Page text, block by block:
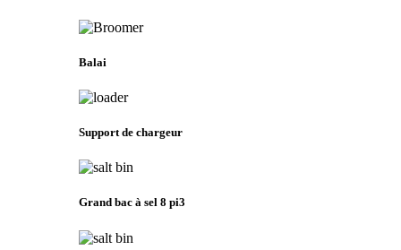
Balai
Support de chargeur
Grand bac à sel 8 pi3